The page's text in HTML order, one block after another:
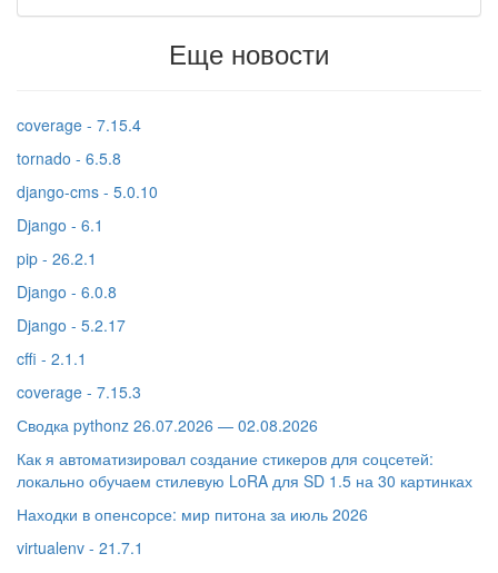
Еще новости
coverage - 7.15.4
tornado - 6.5.8
django-cms - 5.0.10
Django - 6.1
pip - 26.2.1
Django - 6.0.8
Django - 5.2.17
cffi - 2.1.1
coverage - 7.15.3
Сводка pythonz 26.07.2026 — 02.08.2026
Как я автоматизировал создание стикеров для соцсетей:
локально обучаем стилевую LoRA для SD 1.5 на 30 картинках
Находки в опенсорсе: мир питона за июль 2026
virtualenv - 21.7.1